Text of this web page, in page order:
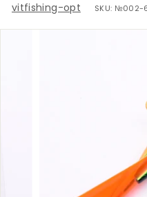
vitfishing-opt SKU: №002-